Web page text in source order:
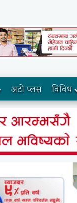
अटो प्लस विविध